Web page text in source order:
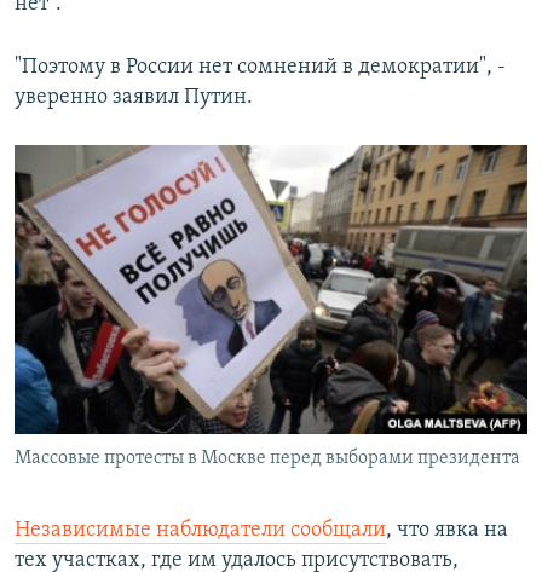
"Поэтому в России нет сомнений в демократии", -
уверенно заявил Путин.
Массовые протесты в Москве перед выборами президента
Независимые наблюдатели сообщали, что явка на
тех участках, где им удалось присутствовать,